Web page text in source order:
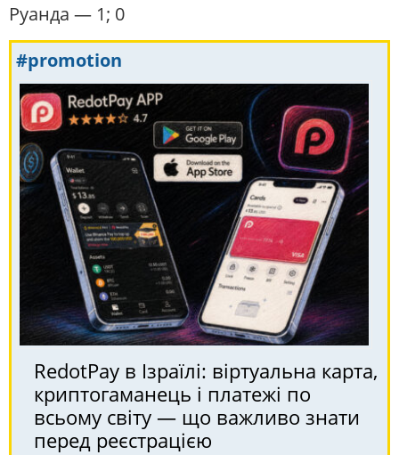
Руанда — 1; 0
#promotion
RedotPay в Ізраїлі: віртуальна карта,
криптогаманець і платежі по
всьому світу — що важливо знати
перед реєстрацією